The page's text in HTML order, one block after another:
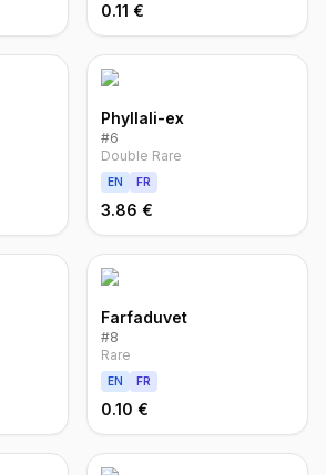
0.11 €
Phyllali-ex
#6
Double Rare
EN FR
3.86 €
Farfaduvet
#8
Rare
EN FR
0.10 €